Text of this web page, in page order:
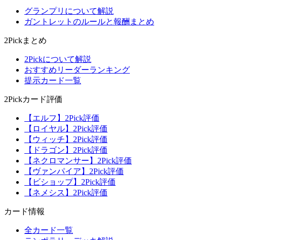
グランプリについて解説
ガントレットのルールと報酬まとめ
2Pickまとめ
2Pickについて解説
おすすめリーダーランキング
提示カード一覧
2Pickカード評価
【エルフ】2Pick評価
【ロイヤル】2Pick評価
【ウィッチ】2Pick評価
【ドラゴン】2Pick評価
【ネクロマンサー】2Pick評価
【ヴァンパイア】2Pick評価
【ビショップ】2Pick評価
【ネメシス】2Pick評価
カード情報
全カード一覧